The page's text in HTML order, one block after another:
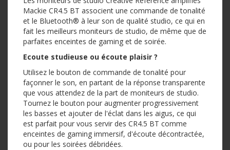
Mackie CR4.5 BT associent une commande de tonalité
et le Bluetooth® à leur son de qualité studio, ce qui en
fait les meilleurs moniteurs de studio, de même que de
parfaites enceintes de gaming et de soirée.
Ecoute studieuse ou écoute plaisir ?
Utilisez le bouton de commande de tonalité pour
façonner le son, en partant de la réponse transparente
que vous attendez de la part de moniteurs de studio.
Tournez le bouton pour augmenter progressivement
les basses et ajouter de l'éclat dans les aigus, ce qui
est parfait pour vous servir des CR4.5 BT comme
enceintes de gaming immersif, d'écoute décontractée,
ou pour les soirées débridées.